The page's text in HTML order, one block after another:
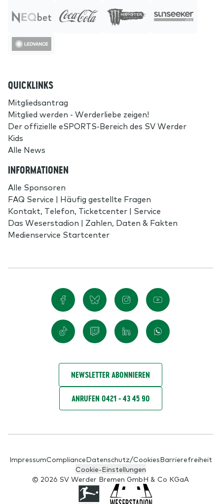
QUICKLINKS
Mitgliedsantrag
Mitglied werden - Werderliebe zeigen!
Der offizielle eSPORTS-Bereich des SV Werder
Kids
Alle News
INFORMATIONEN
Alle Sponsoren
FAQ Service | Häufig gestellte Fragen
Kontakt, Telefon, Ticketcenter | Service
Das Weserstadion | Zahlen, Daten & Fakten
Medienservice Startcenter
NEWSLETTER ABONNIEREN
ANRUFEN 0421 - 43 45 90
ImpressumComplianceDatenschutz/CookiesBarrierefreiheit
Cookie-Einstellungen
© 2026 SV Werder Bremen GmbH & Co KGaA